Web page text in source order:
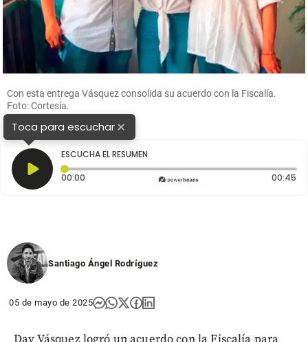
Con esta entrega Vásquez consolida su acuerdo con la Fiscalía.
Foto: Cortesía.
Toca para escuchar×
ESCUCHA EL RESUMEN
00:00 Tiempo transcurrido: 0 segundos 00:45
Santiago Ángel Rodríguez
05 de mayo de 2025
Day Vásquez logró un acuerdo con la Fiscalía para